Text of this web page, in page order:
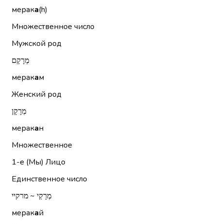
мерака(h)
Множественное число
Мужской род
מְרָקָם
меракам
Женский род
מְרָקָן
меракан
Множественное
1-е (Мы) Лицо
Единственное число
מְרָקַי ~ מרקיי
меракай